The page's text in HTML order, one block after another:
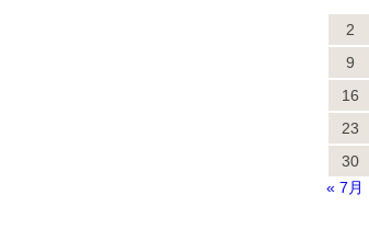
2
9
16
23
30
« 7月